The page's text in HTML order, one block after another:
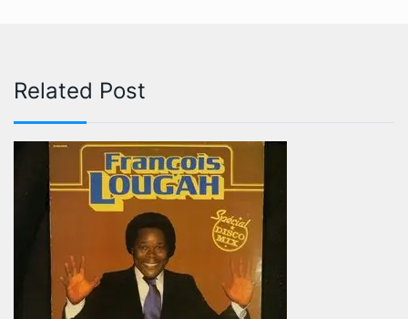
Related Post